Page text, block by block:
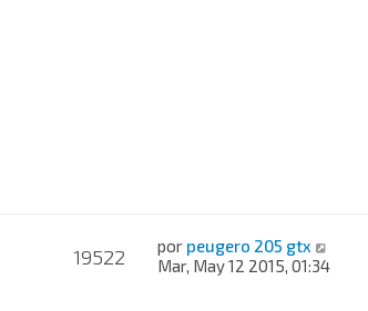
19522 por peugero 205 gtx
Mar, May 12 2015, 01:34